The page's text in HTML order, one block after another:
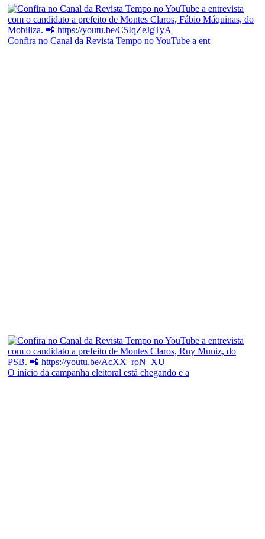
Confira no Canal da Revista Tempo no YouTube a ent
O início da campanha eleitoral está chegando e a